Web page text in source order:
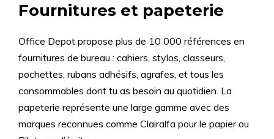
Fournitures et papeterie
Office Depot propose plus de 10 000 références en
fournitures de bureau : cahiers, stylos, classeurs,
pochettes, rubans adhésifs, agrafes, et tous les
consommables dont tu as besoin au quotidien. La
papeterie représente une large gamme avec des
marques reconnues comme Clairalfa pour le papier ou